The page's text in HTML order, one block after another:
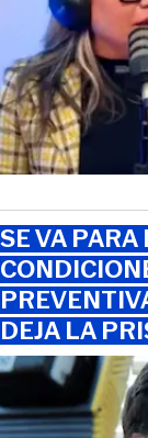
SE VA
DEJA LA